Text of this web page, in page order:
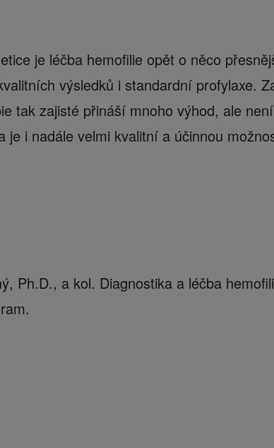
je léčba hemofilie opět o něco
výsledků i standardní profylaxe.
tak zajisté přináší mnoho výhod, ale
je i nadále velmi kvalitní a účinnou
Ph.D., a kol. Diagnostika a léčba